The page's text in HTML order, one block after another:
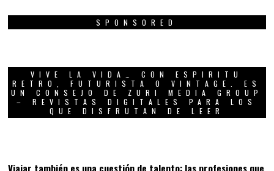
SPONSORED
VIVE LA VIDA… CON ESPIRITU
RETRO, FUTURISTA O VINTAGE. ES
UN CONSEJO DE ZURI MEDIA GROUP
– REVISTAS DIGITALES PARA LOS
QUE DISFRUTAN DE LEER
Viajar también es una cuestión de talento: las profesiones que